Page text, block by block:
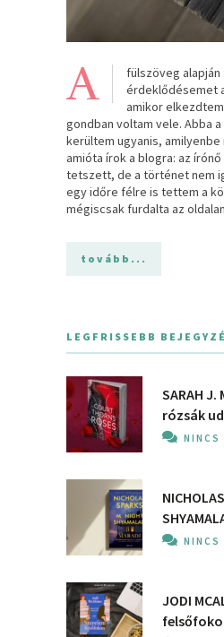
A
fülszöveg
érdeklődésemet
amikor
gondban voltam vele. Abba
kerültem ugyanis, amilyenbe
amióta írok a blogra: az
tetszett, de a történet nem
egy időre félre is tettem a
mégiscsak furdalta az
tovább...
LEGFRISSEBB
SARAH J.
rózsák
NINCS
NINCS
JODI